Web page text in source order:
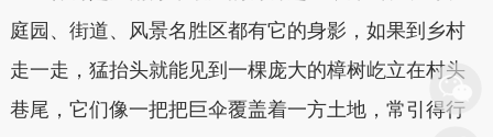
庭园、街道、风景名胜区都有它的身影，如果到乡村
走一走，猛抬头就能见到一棵庞大的樟树屹立在村头
巷尾，它们像一把把巨伞覆盖着一方土地，常引得行